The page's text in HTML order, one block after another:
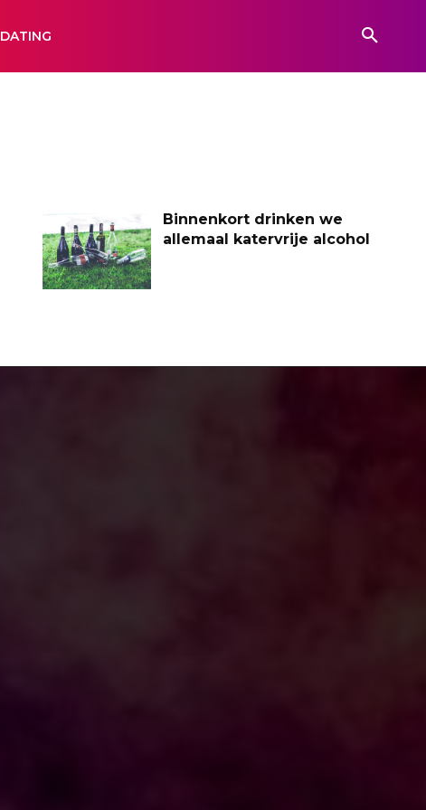
DATING
Binnenkort drinken we
allemaal katervrije alcohol